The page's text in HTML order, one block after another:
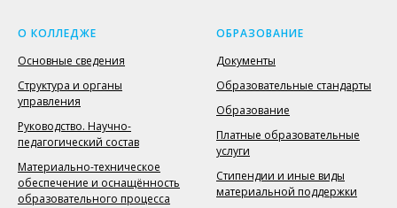
О КОЛЛЕДЖЕ
Основные сведения
Структура и органы
управления
Руководство. Научно-
педагогический состав
Материально-техническое
обеспечение и оснащённость
образовательного процесса
ОБРАЗОВАНИЕ
Документы
Образовательные стандарты
Образование
Платные образовательные
услуги
Стипендии и иные виды
материальной поддержки